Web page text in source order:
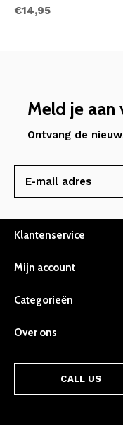
€14,95
Meld je aan
Ontvang de
Klantenservice
Mijn account
Categorieën
Over ons
CALL US